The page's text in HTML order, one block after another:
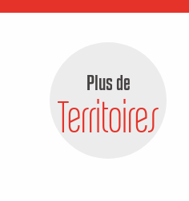
Plus de
Territoires